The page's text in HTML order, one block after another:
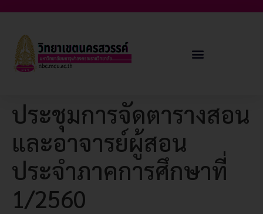
ประชุมการจัดตารางสอน
และอาจารย์ผู้สอน
ประจำภาคการศึกษาที่
1/2560